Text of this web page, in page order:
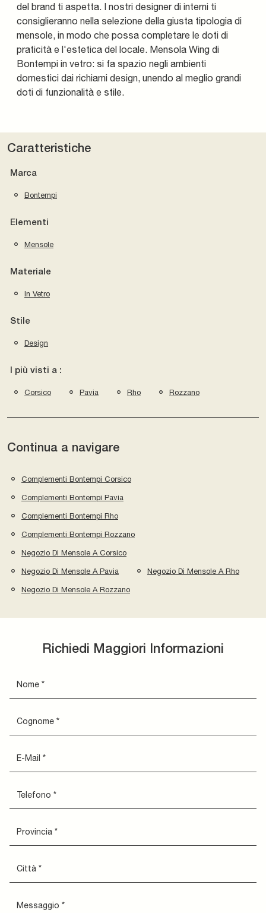
del brand ti aspetta. I nostri designer di interni ti
consiglieranno nella selezione della giusta tipologia di
mensole, in modo che possa completare le doti di
praticità e l'estetica del locale. Mensola Wing di
Bontempi in vetro: si fa spazio negli ambienti
domestici dai richiami design, unendo al meglio grandi
doti di funzionalità e stile.
Caratteristiche
Marca
Bontempi
Elementi
Mensole
Materiale
In Vetro
Stile
Design
I più visti a :
Corsico Pavia Rho Rozzano
Continua a navigare
Complementi Bontempi Corsico
Complementi Bontempi Pavia
Complementi Bontempi Rho
Complementi Bontempi Rozzano
Negozio Di Mensole A Corsico
Negozio Di Mensole A Pavia Negozio Di Mensole A Rho
Negozio Di Mensole A Rozzano
Richiedi Maggiori Informazioni